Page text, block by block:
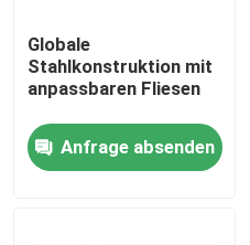
Globale
Stahlkonstruktion mit
anpassbaren Fliesen
Anfrage absenden